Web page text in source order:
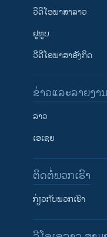
ວີດີໂອພາສາລາວ
ຢູທູບ
ວີດີໂອພາສາອັງກິດ
ຂ່າວແລະລາຍງານ
ລາວ
ເອເຊຍ
ຕິດຕໍ່ພວກເຮົາ
ກ່ຽວກັບພວກເຮົາ